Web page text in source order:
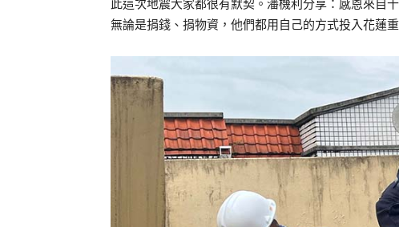
此這次地震大家都很有默契。潘機利分享：感恩來自
無論是捐錢、捐物資，他們都用自己的方式投入花蓮重